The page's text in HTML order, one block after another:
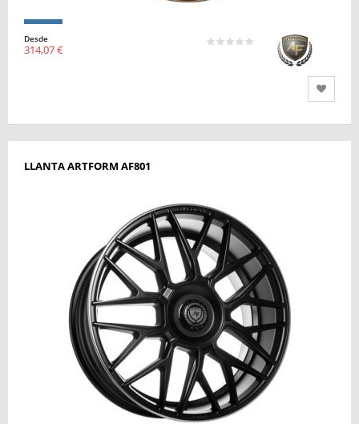
Desde
314,07 €
LLANTA ARTFORM AF801